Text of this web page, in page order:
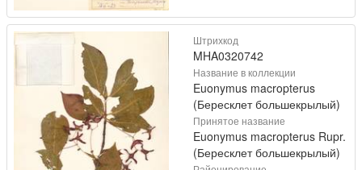
Штрихкод
MHA0320742
Название в коллекции
Euonymus macropterus
(Бересклет большекрылый)
Принятое название
Euonymus macropterus Rupr.
(Бересклет большекрылый)